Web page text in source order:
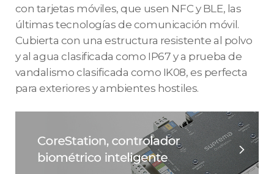
con tarjetas móviles, que usen NFC y BLE, las
últimas tecnologías de comunicación móvil.
Cubierta con una estructura resistente al polvo
y al agua clasificada como IP67 y a prueba de
vandalismo clasificada como IK08, es perfecta
para exteriores y ambientes hostiles.